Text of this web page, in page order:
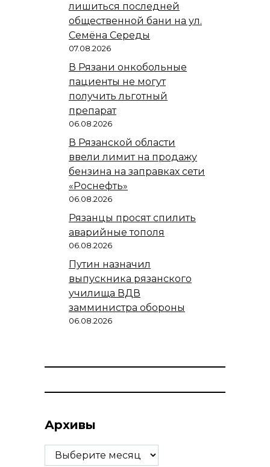
лишиться последней
общественной бани на ул.
Семёна Середы
07.08.2026
В Рязани онкобольные
пациенты не могут
получить льготный
препарат
06.08.2026
В Рязанской области
ввели лимит на продажу
бензина на заправках сети
«Роснефть»
06.08.2026
Рязанцы просят спилить
аварийные тополя
06.08.2026
Путин назначил
выпускника рязанского
училища ВДВ
замминистра обороны
06.08.2026
Архивы
Архивы